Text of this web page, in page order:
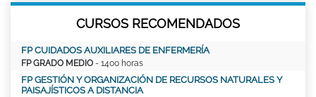
CURSOS RECOMENDADOS
FP CUIDADOS AUXILIARES DE ENFERMERÍA
FP GRADO MEDIO - 1400 horas
FP GESTIÓN Y ORGANIZACIÓN DE RECURSOS NATURALES Y
PAISAJÍSTICOS A DISTANCIA